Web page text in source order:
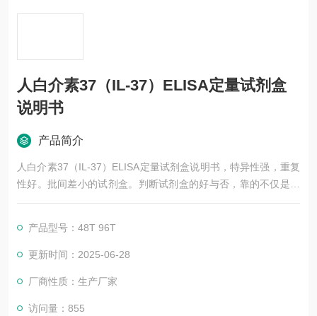
人白介素37（IL-37）ELISA定量试剂盒
说明书
产品简介
人白介素37（IL-37）ELISA定量试剂盒说明书，特异性强，重复
性好。批间差小的试剂盒。判断试剂盒的好与否，靠的不仅是广
告，更应该是靠过硬的技术，稳定的质量，良好的口碑，*的售
各大高校和研究所合作品牌。期待合作共赢。
产品型号：48T 96T
更新时间：2025-06-28
厂商性质：生产厂家
访问量：855